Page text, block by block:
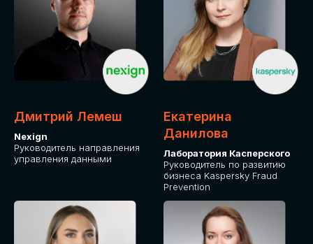
Дмитрий Лемеш
Nexign
Руководитель направления
управления данными
Екатерина
Данилова
Лаборатория Касперского
Руководитель по развитию
бизнеса Kaspersky Fraud
Prevention
ДЛЯ ОПЛАТЫ БИЛЕТОВ
Оплата через сервис Timepad
ПРИОБРЕСТИ БИЛЕТ